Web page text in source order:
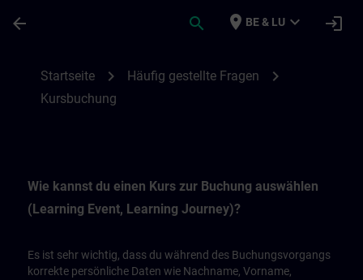
arrow_back search place BE & LU expand_more login
Startseite chevron_right Häufig gestellte Fragen chevron_right
Kursbuchung
Wie kannst du einen Kurs zur Buchung auswählen
(Learning Event, Learning Journey)?
Es ist sehr wichtig, dass du während des Buchungsvorgangs
korrekte persönliche Daten wie Nachname, Vorname,